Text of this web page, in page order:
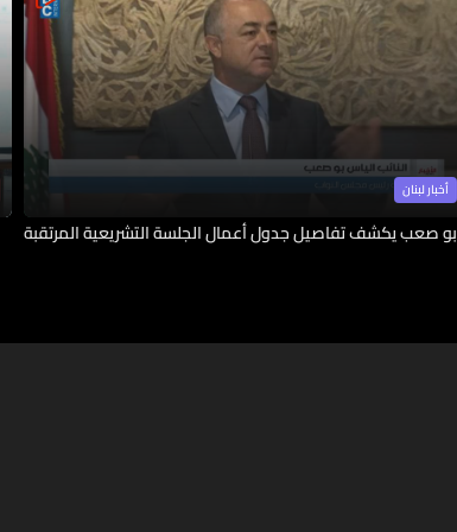
أخبار لبنان
بو صعب يكشف تفاصيل جدول أعمال الجلسة التشريعية المرتقبة